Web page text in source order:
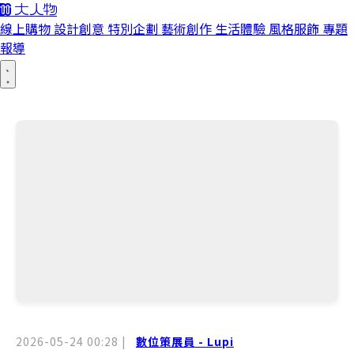
線上購物 設計創意 特別企劃 藝術創作 生活體驗 風格服飾 專題
報導
2026-05-24 00:28 | 數位策展員 - Lupi